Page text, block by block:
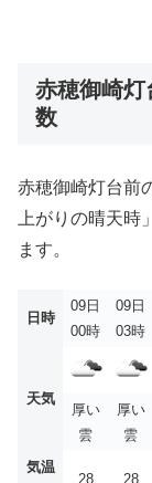
赤穂御崎灯
数
赤穂御崎灯台前
上がりの晴天時
ます。
日時
09日
00時
09日
03時
天気
厚い
雲
厚い
雲
気温
28 28